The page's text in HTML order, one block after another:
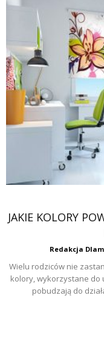
JAKIE KOLORY
Redakcja
Wielu rodziców nie
kolory, wykorzystane do
pobudzają do